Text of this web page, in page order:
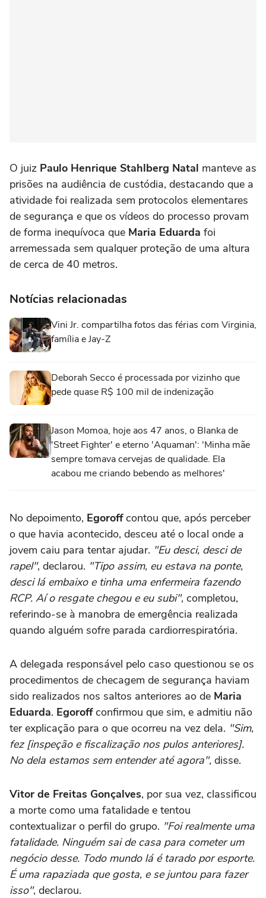
O juiz Paulo Henrique Stahlberg Natal manteve as
prisões na audiência de custódia, destacando que a
atividade foi realizada sem protocolos elementares
de segurança e que os vídeos do processo provam
de forma inequívoca que Maria Eduarda foi
arremessada sem qualquer proteção de uma altura
de cerca de 40 metros.
Notícias relacionadas
Vini Jr. compartilha fotos das férias com Virginia,
família e Jay-Z
Deborah Secco é processada por vizinho que
pede quase R$ 100 mil de indenização
Jason Momoa, hoje aos 47 anos, o Blanka de
'Street Fighter' e eterno 'Aquaman': 'Minha mãe
sempre tomava cervejas de qualidade. Ela
acabou me criando bebendo as melhores'
No depoimento, Egoroffcontou que, após perceber
o que havia acontecido, desceu até o local onde a
jovem caiu para tentar ajudar. "Eu desci, desci de
rapel", declarou. "Tipo assim, eu estava na ponte,
desci lá embaixo e tinha uma enfermeira fazendo
RCP. Aí o resgate chegou e eu subi", completou,
referindo-se à manobra de emergência realizada
quando alguém sofre parada cardiorrespiratória.
A delegada responsável pelo caso questionou se os
procedimentos de checagem de segurança haviam
sido realizados nos saltos anteriores ao de Maria
Eduarda. Egoroffconfirmou que sim, e admitiu não
ter explicação para o que ocorreu na vez dela. "Sim,
fez [inspeção e fiscalização nos pulos anteriores].
No dela estamos sem entender até agora", disse.
Vitor de Freitas Gonçalves, por sua vez, classificou
a morte como uma fatalidade e tentou
contextualizar o perfil do grupo. "Foi realmente uma
fatalidade. Ninguém sai de casa para cometer um
negócio desse. Todo mundo lá é tarado por esporte.
É uma rapaziada que gosta, e se juntou para fazer
isso", declarou.